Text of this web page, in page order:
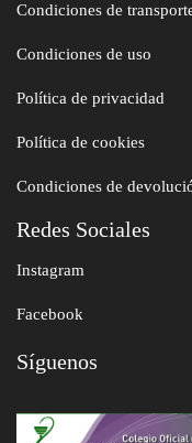
Condiciones de
Condiciones de uso
Política de privacidad
Política de cookies
Condiciones de
Redes Sociales
Instagram
Facebook
Síguenos